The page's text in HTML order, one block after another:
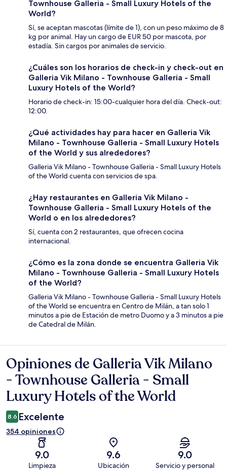
Townhouse Galleria - Small Luxury Hotels of the
World?
Sí, se aceptan mascotas (límite de 1), con un peso máximo de 8
kg por animal. Hay un cargo de EUR 50 por mascota, por
estadía. Sin cargos por animales de servicio.
¿Cuáles son los horarios de check-in y check-out en
Galleria Vik Milano - Townhouse Galleria - Small
Luxury Hotels of the World?
Horario de check-in: 15:00-cualquier hora del día. Check-out:
12:00.
¿Qué actividades hay para hacer en Galleria Vik
Milano - Townhouse Galleria - Small Luxury Hotels
of the World y sus alrededores?
Galleria Vik Milano - Townhouse Galleria - Small Luxury Hotels
of the World cuenta con servicios de spa.
¿Hay restaurantes en Galleria Vik Milano -
Townhouse Galleria - Small Luxury Hotels of the
World o en los alrededores?
Sí, cuenta con 2 restaurantes, que ofrecen cocina
internacional.
¿Cómo es la zona donde se encuentra Galleria Vik
Milano - Townhouse Galleria - Small Luxury Hotels
of the World?
Galleria Vik Milano - Townhouse Galleria - Small Luxury Hotels
of the World se encuentra en Centro de Milán, a tan solo 1
minutos a pie de Estación de metro Duomo y a 3 minutos a pie
de Catedral de Milán.
Opiniones
Opiniones de Galleria Vik Milano
- Townhouse Galleria - Small
Luxury Hotels of the World
8.6 Excelente
354 opiniones
9.0
Limpieza
9.6
Ubicación
9.0
Servicio y personal